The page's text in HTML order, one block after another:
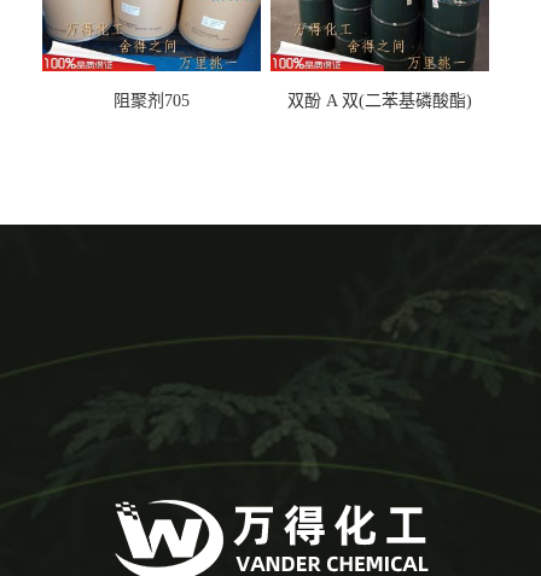
阻聚剂705 双酚 A 双(二苯基磷酸酯)